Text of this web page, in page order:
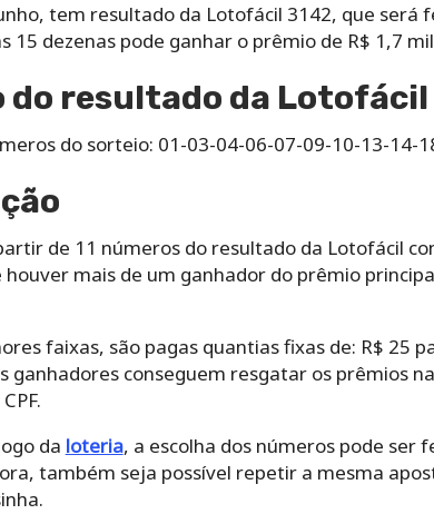
tem resultado da Lotofácil 3142, que será
15 dezenas pode ganhar o prêmio de R$ 1,7
do resultado da Lotofácil
do sorteio: 01-03-04-06-07-09-10-13-14-
de 11 números do resultado da Lotofácil
houver mais de um ganhador do prêmio
faixas, são pagas quantias fixas de: R$ 25
ganhadores conseguem resgatar os prêmios
da loteria,‌ ‌a‌ ‌escolha‌ ‌dos‌ ‌números‌ ‌pode‌
‌também‌ ‌seja‌ ‌possível‌ ‌repetir‌ ‌a‌ ‌mesma‌